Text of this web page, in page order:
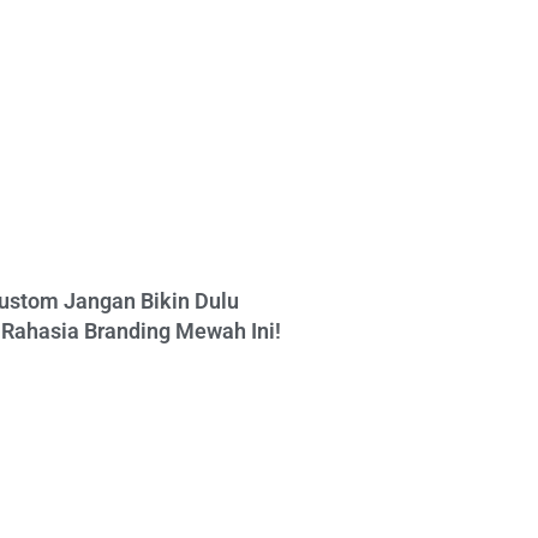
Jangan Bikin Dulu
Branding Mewah Ini!